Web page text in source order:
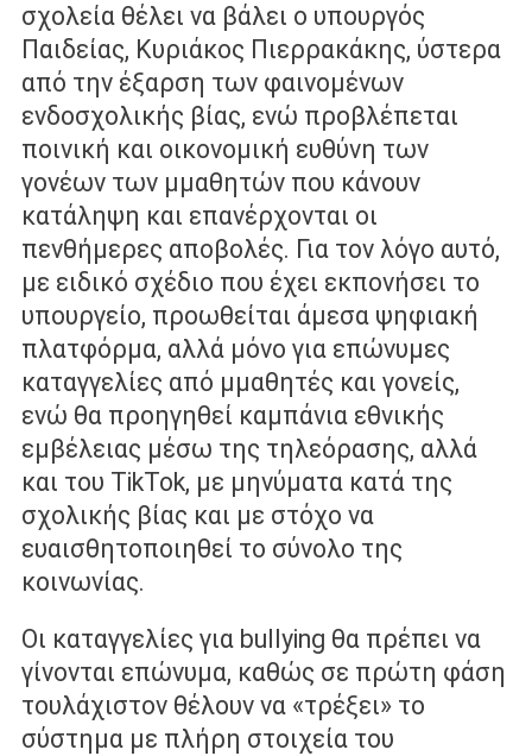
σχολεία θέλει να βάλει ο υπουργός
Παιδείας, Κυριάκος Πιερρακάκης, ύστερα
από την έξαρση των φαινομένων
ενδοσχολικής βίας, ενώ προβλέπεται
ποινική και οικονοµική ευθύνη των
γονέων των µμαθητών που κάνουν
κατάληψη και επανέρχονται οι
πενθήμερες αποβολές. Για τον λόγο αυτό,
µε ειδικό σχέδιο που έχει εκπονήσει το
υπουργείο, προωθείται άµεσα ψηφιακή
πλατφόρμα, αλλά µόνο για επώνυµες
καταγγελίες από µμαθητές και γονείς,
ενώ θα προηγηθεί καµπάνια εθνικής
εμβέλειας µέσω της τηλεόρασης, αλλά
και του TikTok, µε µηνύµατα κατά της
σχολικής βίας και µε στόχο να
ευαισθητοποιηθεί το σύνολο της
κοινωνίας.
Οι καταγγελίες για bullying θα πρέπει να
γίνονται επώνυµα, καθώς σε πρώτη φάση
τουλάχιστον θέλουν να «τρέξει» το
σύστηµα µε πλήρη στοιχεία του